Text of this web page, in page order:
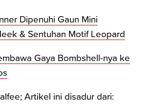
Dipenuhi Gaun Mini
& Sentuhan Motif Leopard
Gaya Bombshell-nya ke
Artikel ini disadur dari: